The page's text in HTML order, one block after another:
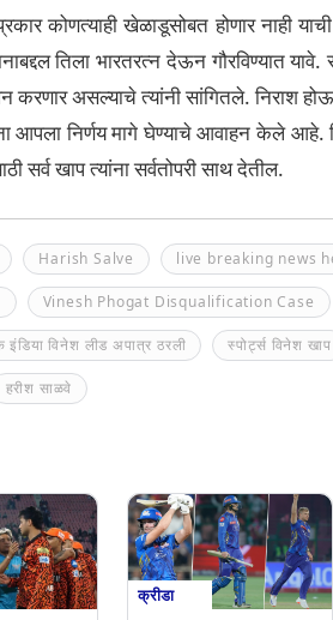
कोणत्याही खेळाडूसोबत होणार नाही
तिला भारतरत्न देऊन गौरविण्यात
करणार असल्याचे त्यांनी सांगितले. निराश
आपला निर्णय मागे घेण्याचे आवाहन केले
सर्व खाप त्यांना सर्वतोपरी साथ देतील.
Harish Salve live breaking news
Vinesh Phogat Disqualification Case
इंडिया विनेश लीड अपात्र ठरली स्पोर्ट्स विनेश खाप
हरीश साळवे
क्रीडा